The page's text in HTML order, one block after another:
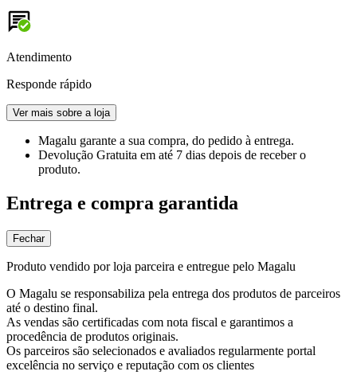
Atendimento
Responde rápido
Ver mais sobre a loja
Magalu garante a sua compra, do pedido à entrega.
Devolução Gratuita em até 7 dias depois de receber o
produto.
Entrega e compra garantida
Fechar
Produto vendido por loja parceira e entregue pelo Magalu
O Magalu se responsabiliza pela entrega dos produtos de parceiros
até o destino final.
As vendas são certificadas com nota fiscal e garantimos a
procedência de produtos originais.
Os parceiros são selecionados e avaliados regularmente portal
excelência no serviço e reputação com os clientes